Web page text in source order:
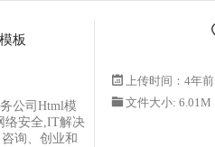
板
公司Html模
络安全,IT解决
询、创业和
上传时间：4年前
文件大小: 6.01M